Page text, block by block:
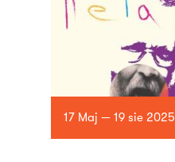
17 Maj — 19 sie 2025